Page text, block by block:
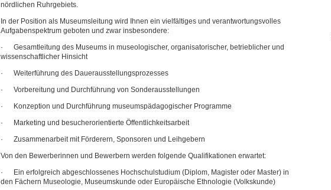
nördlichen Ruhrgebiets.
In der Position als Museumsleitung wird Ihnen ein vielfältiges und verantwortungsvolles
Aufgabenspektrum geboten und zwar insbesondere:
· Gesamtleitung des Museums in museologischer, organisatorischer, betrieblicher und
wissenschaftlicher Hinsicht
· Weiterführung des Dauerausstellungsprozesses
· Vorbereitung und Durchführung von Sonderausstellungen
· Konzeption und Durchführung museumspädagogischer Programme
· Marketing und besucherorientierte Öffentlichkeitsarbeit
· Zusammenarbeit mit Förderern, Sponsoren und Leihgebern
Von den Bewerberinnen und Bewerbern werden folgende Qualifikationen erwartet:
· Ein erfolgreich abgeschlossenes Hochschulstudium (Diplom, Magister oder Master) in
den Fächern Museologie, Museumskunde oder Europäische Ethnologie (Volkskunde)